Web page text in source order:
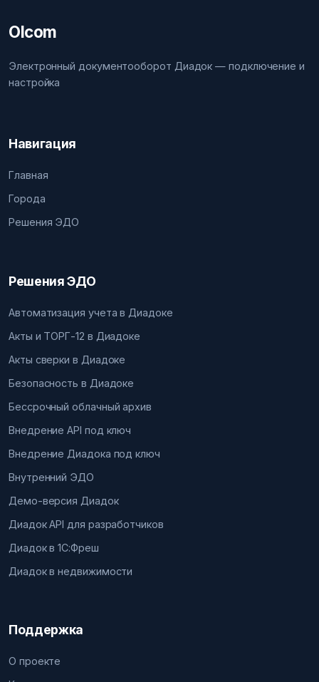
Olcom
Электронный документооборот Диадок — подключение и
настройка
Навигация
Главная
Города
Решения ЭДО
Решения ЭДО
Автоматизация учета в Диадоке
Акты и ТОРГ-12 в Диадоке
Акты сверки в Диадоке
Безопасность в Диадоке
Бессрочный облачный архив
Внедрение API под ключ
Внедрение Диадока под ключ
Внутренний ЭДО
Демо-версия Диадок
Диадок API для разработчиков
Диадок в 1С:Фреш
Диадок в недвижимости
Поддержка
О проекте